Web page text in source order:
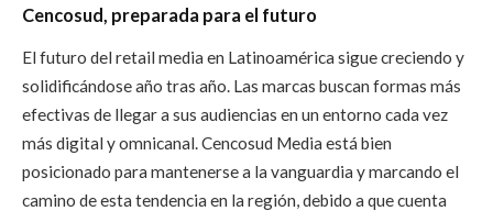
Cencosud, preparada para el futuro
El futuro del retail media en Latinoamérica sigue creciendo y
solidificándose año tras año. Las marcas buscan formas más
efectivas de llegar a sus audiencias en un entorno cada vez
más digital y omnicanal. Cencosud Media está bien
posicionado para mantenerse a la vanguardia y marcando el
camino de esta tendencia en la región, debido a que cuenta